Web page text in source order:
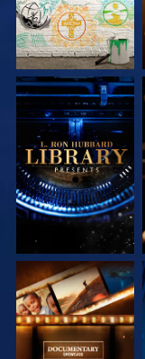
VERKEN DE SERIE
VERKEN DE SERIE